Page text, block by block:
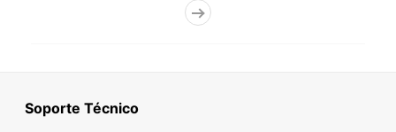
Soporte Técnico